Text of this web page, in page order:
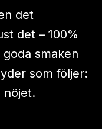
det
det – 100%
smaken
som följer:
nöjet.